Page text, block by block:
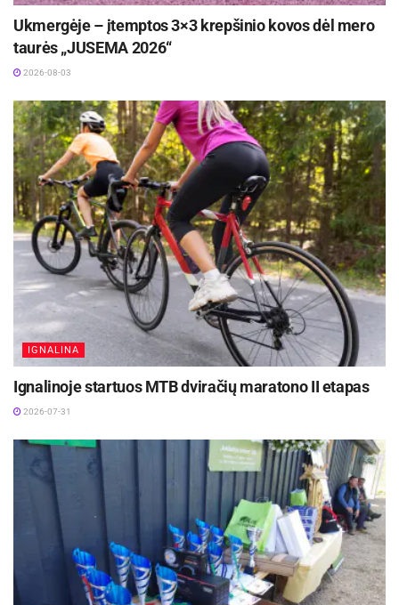
metų sveikatos priežiūros kokybės ir efektyvumo
didinimo plėtros programą. Bendra projekto vertė
siekia daugiau kaip 18 mln. eurų.
Šaltinis: Kauno miesto savivaldybė
Žymos: Kauno miesto savivaldybė
Ukmergėje – įtemptos 3×3 krepšinio kovos dėl mero
taurės „JUSEMA 2026“
2026-08-03
IGNALINA
Ignalinoje startuos MTB dviračių maratono II etapas
2026-07-31